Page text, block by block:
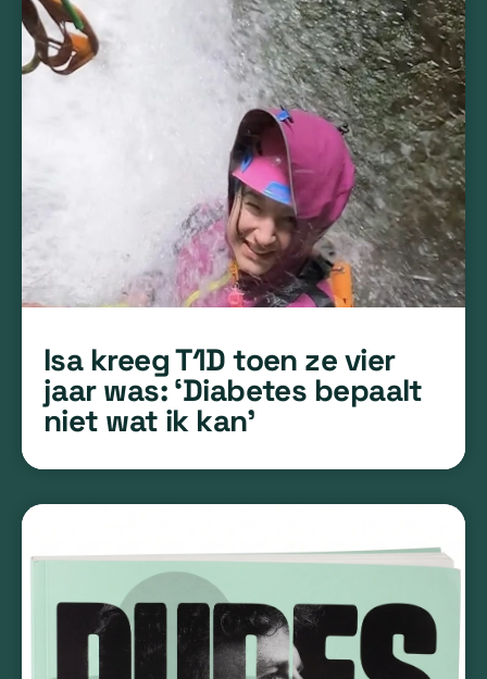
Isa kreeg T1D toen ze vier
jaar was: ‘Diabetes bepaalt
niet wat ik kan’